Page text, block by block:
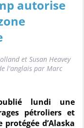
autorise
et Susan Heavey
l'anglais par Marc
lundi une
pétroliers et
d’Alaska